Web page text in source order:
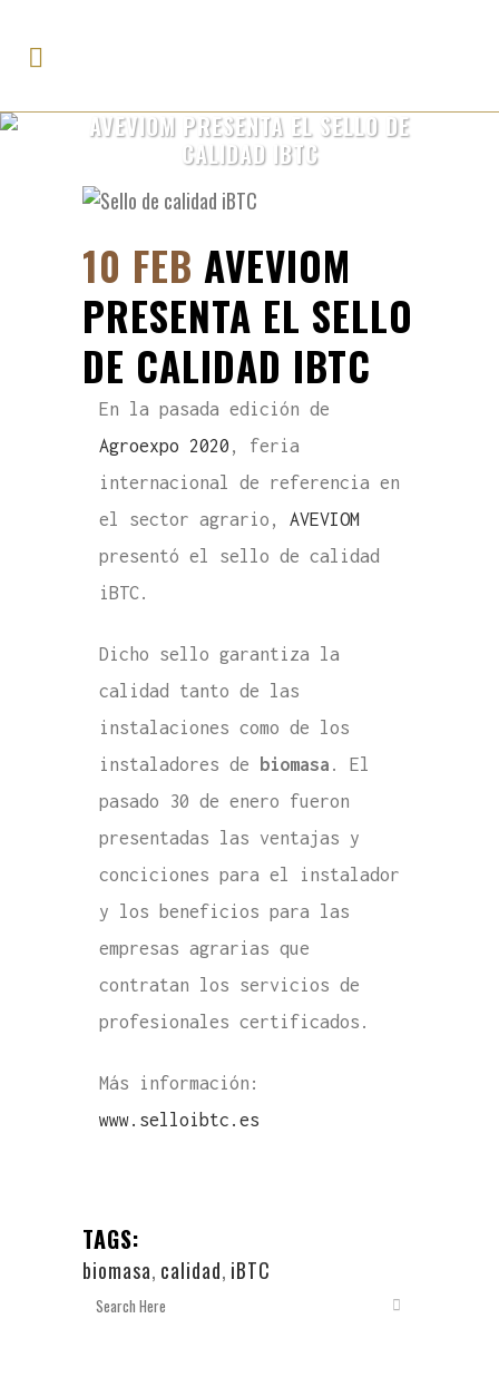
AVEVIOM PRESENTA EL SELLO DE
CALIDAD IBTC
10 FEB AVEVIOM
PRESENTA EL SELLO
DE CALIDAD IBTC
En la pasada edición de
Agroexpo 2020 , feria
internacional de referencia en
el sector agrario, AVEVIOM
presentó el sello de calidad
iBTC.
Dicho sello garantiza la
calidad tanto de las
instalaciones como de los
instaladores de
biomasa . El
pasado 30 de enero fueron
presentadas las ventajas y
conciciones para el instalador
y los beneficios para las
empresas agrarias que
contratan los servicios de
profesionales certificados.
Más información:
www.selloibtc.es
TAGS:
biomasa, calidad, iBTC